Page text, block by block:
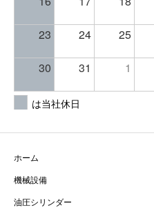
23 24 25
30 31 1
は当社休日
ホーム
機械設備
油圧シリンダー